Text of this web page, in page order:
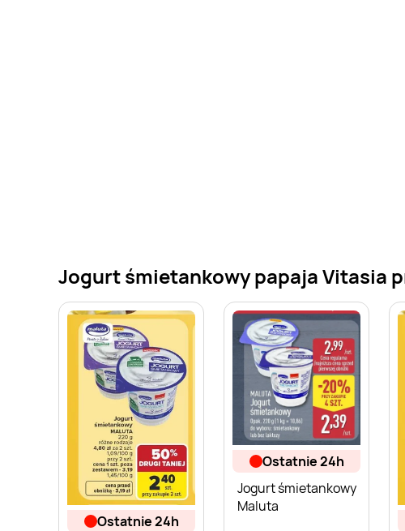
Jogurt śmietankowy papaja Vitasia
ostatnie 24h
ostatnie 24h
Jogurt śmietankowy
Maluta